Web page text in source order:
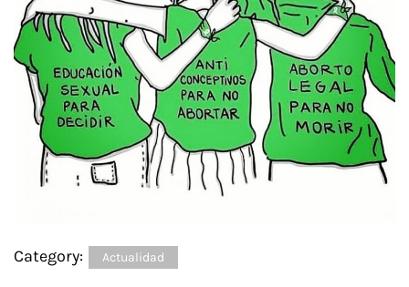
Category: Actualidad